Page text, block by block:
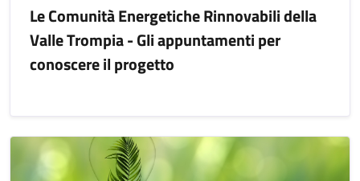
Le Comunità Energetiche Rinnovabili della
Valle Trompia - Gli appuntamenti per
conoscere il progetto